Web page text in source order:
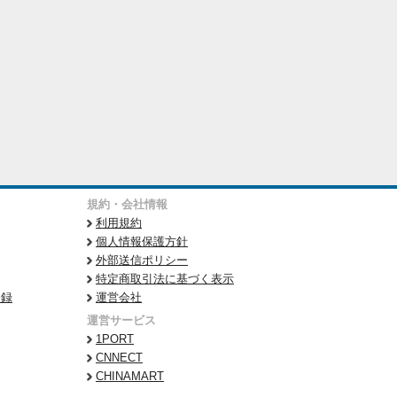
規約・会社情報
利用規約
個人情報保護方針
外部送信ポリシー
特定商取引法に基づく表示
運営会社
運営サービス
1PORT
CNNECT
CHINAMART